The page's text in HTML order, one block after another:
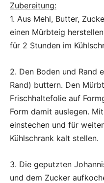
Zubereitung:
1. Aus Mehl, Butter,
einen Mürbteig
für 2 Stunden im
2. Den Boden und Rand
Rand) buttern. Den
Frischhaltefolie auf
Form damit auslegen.
einstechen und für
Kühlschrank kalt stellen.
3. Die geputzten
und dem Zucker